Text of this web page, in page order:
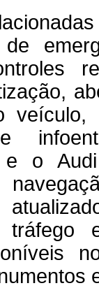
veículo,
e o
tráfego